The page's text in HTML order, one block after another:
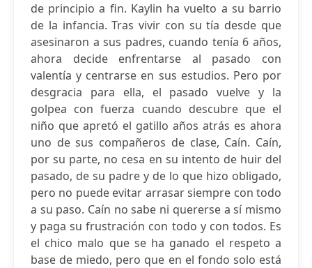
de principio a fin. Kaylin ha vuelto a su barrio
de la infancia. Tras vivir con su tía desde que
asesinaron a sus padres, cuando tenía 6 años,
ahora decide enfrentarse al pasado con
valentía y centrarse en sus estudios. Pero por
desgracia para ella, el pasado vuelve y la
golpea con fuerza cuando descubre que el
niño que apretó el gatillo años atrás es ahora
uno de sus compañeros de clase, Caín. Caín,
por su parte, no cesa en su intento de huir del
pasado, de su padre y de lo que hizo obligado,
pero no puede evitar arrasar siempre con todo
a su paso. Caín no sabe ni quererse a sí mismo
y paga su frustración con todo y con todos. Es
el chico malo que se ha ganado el respeto a
base de miedo, pero que en el fondo solo está